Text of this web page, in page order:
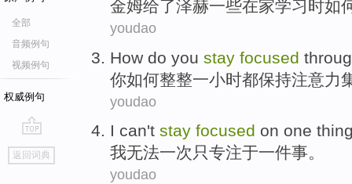
全部
音频例句
视频例句
权威例句
go
top
返回词典
金姆给了泽赫一些在家学习时如
youdao
How do you stay focused
你如何整整一小时都保持注意力
youdao
I can't stay focused on one
我无法一次只专注于一件事。
youdao